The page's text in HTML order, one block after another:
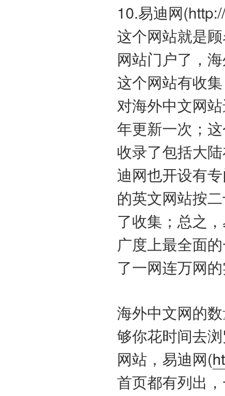
10.易迪网
这个网站就是
网站门户了，
这个网站有收
对海外中文网
年更新一次；
收录了包括大
迪网也开设有
的英文网站按
了收集；总之
广度上最全面
了一网连万网
海外中文网的
够你花时间去
网站，易迪网(
首页都有列出